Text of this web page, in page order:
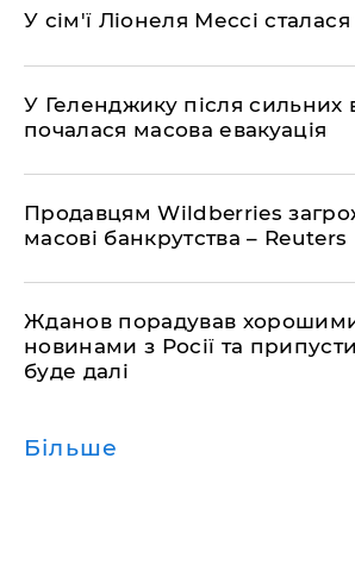
У сім'ї Ліонеля Мессі сталася
У Геленджику після сильних
почалася масова евакуація
Продавцям Wildberries
масові банкрутства – Reuters
Жданов порадував
новинами з Росії та
буде далі
Більше